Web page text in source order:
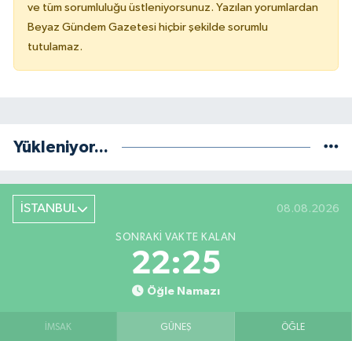
ve tüm sorumluluğu üstleniyorsunuz. Yazılan yorumlardan
Beyaz Gündem Gazetesi hiçbir şekilde sorumlu
tutulamaz.
Yükleniyor...
İSTANBUL 08.08.2026
SONRAKI VAKTE KALAN
22:25
Öğle Namazı
İMSAK GÜNEŞ ÖĞLE